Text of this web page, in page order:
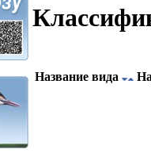
Название вида